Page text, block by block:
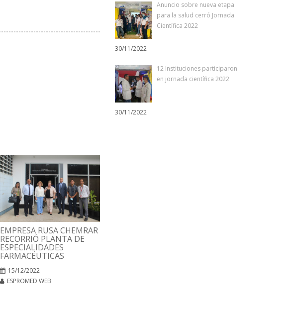
EMPRESA RUSA CHEMRAR
RECORRIÓ PLANTA DE
ESPECIALIDADES
FARMACÉUTICAS
15/12/2022
ESPROMED WEB
Anuncio sobre nueva etapa
para la salud cerró Jornada
Científica 2022
30/11/2022
12 Instituciones participaron
en jornada científica 2022
30/11/2022